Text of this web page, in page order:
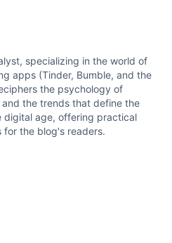
specializing in the world of
apps (Tinder, Bumble, and the
the psychology of
the trends that define the
digital age, offering practical
for the blog's readers.